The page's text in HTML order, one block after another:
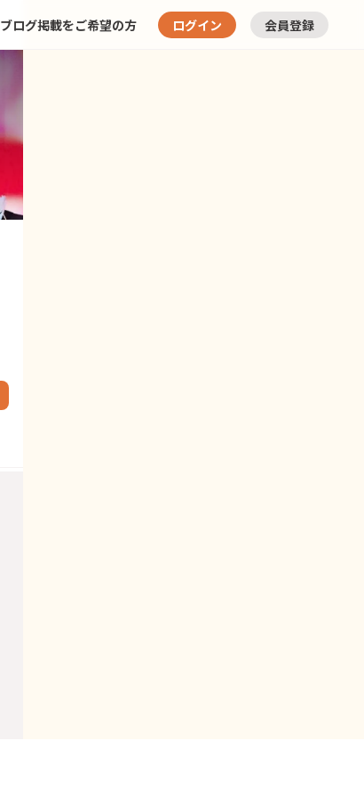
ブログ掲載をご希望の方 ログイン 会員登録